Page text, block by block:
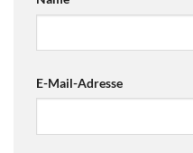
E-Mail-Adresse